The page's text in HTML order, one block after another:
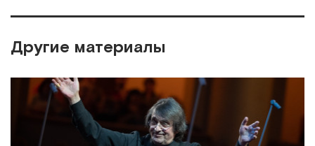
Другие материалы